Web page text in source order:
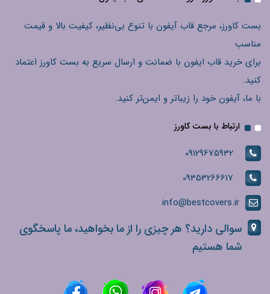
بست کاورز، مرجع قاب آیفون با تنوع بی‌نظیر، کیفیت بالا و قیمت
مناسب
برای خرید قاب ایفون با ضمانت و ارسال سریع به بست کاورز اعتماد
کنید.
با ما، آیفون خود را زیباتر و ایمن‌تر کنید.
ارتباط با بست کاورز
09129675932
09353266617
info@bestcovers.ir
سوالی دارید؟ هر چیزی را از ما بخواهید، ما پاسخگوی
شما هستیم